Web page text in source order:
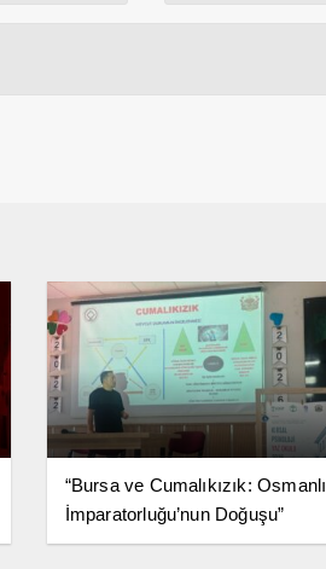
“Bursa ve Cumalıkızık: Osmanlı
İmparatorluğu’nun Doğuşu”